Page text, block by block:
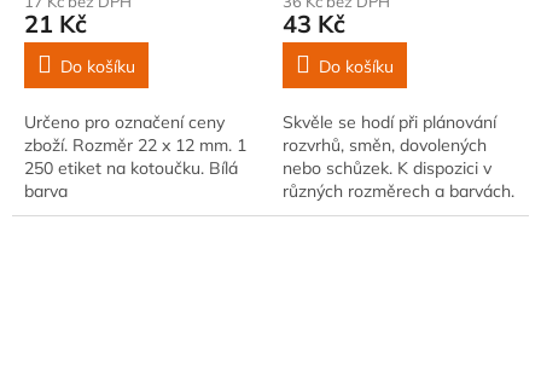
21 Kč
Do košíku
Určeno pro označení ceny
zboží. Rozměr 22 x 12 mm. 1
250 etiket na kotoučku. Bílá
barva
43 Kč
Do košíku
Skvěle se hodí při plánování
rozvrhů, směn, dovolených
nebo schůzek. K dispozici v
různých rozměrech a barvách.
Samolepicí. Rozměr: průměr